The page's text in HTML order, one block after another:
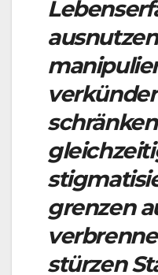
grenzen
stürzen